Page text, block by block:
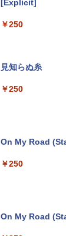
￥4,290
シバつき物件
Anker
セリング 自動ペ
付き 防水 タッ
学/WEB会議(ホワ
[Explicit]
￥250
見知らぬ糸
￥250
On My Road
￥250
On My Road